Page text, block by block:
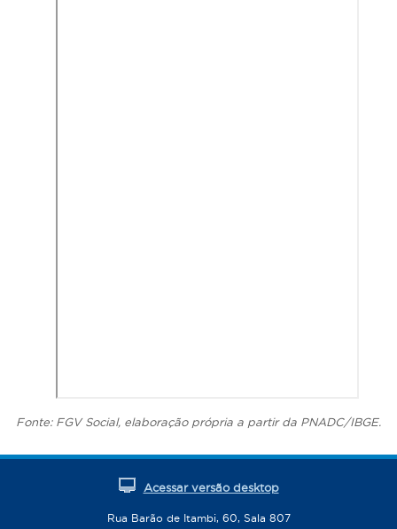
Fonte: FGV Social, elaboração própria a partir da PNADC/IBGE.
Acessar versão desktop
Rua Barão de Itambi, 60, Sala 807